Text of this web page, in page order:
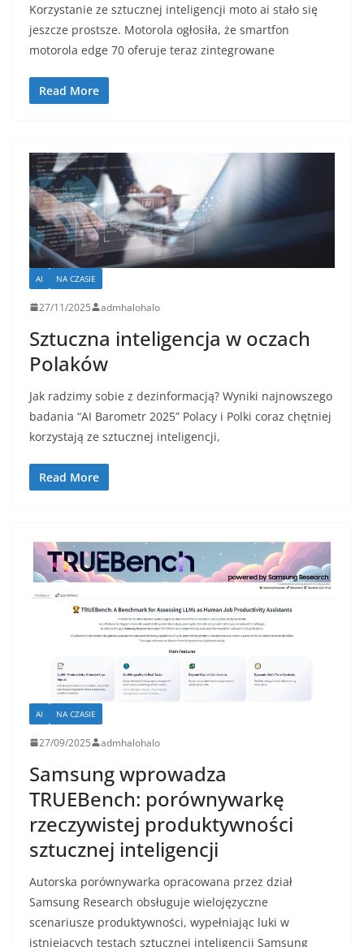
Korzystanie ze sztucznej inteligencji moto ai stało się
jeszcze prostsze. Motorola ogłosiła, że smartfon
motorola edge 70 oferuje teraz zintegrowane
Read More
AI NA CZASIE
27/11/2025 admhalohalo
Sztuczna inteligencja w oczach
Polaków
Jak radzimy sobie z dezinformacją? Wyniki najnowszego
badania “AI Barometr 2025” Polacy i Polki coraz chętniej
korzystają ze sztucznej inteligencji,
Read More
AI NA CZASIE
27/09/2025 admhalohalo
Samsung wprowadza
TRUEBench: porównywarkę
rzeczywistej produktywności
sztucznej inteligencji
Autorska porównywarka opracowana przez dział
Samsung Research obsługuje wielojęzyczne
scenariusze produktywności, wypełniając luki w
istniejących testach sztucznej inteligencji Samsung